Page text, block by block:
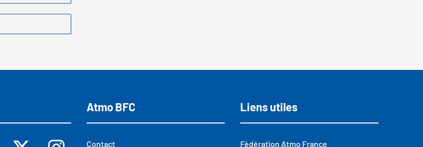
Atmo BFC
Contact
Liens utiles
Fédération Atmo France